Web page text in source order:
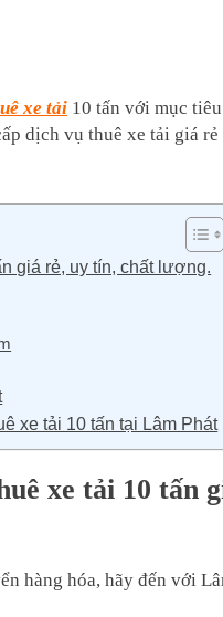
xe tải 10 tấn với mục
dịch vụ thuê xe tải giá
giá rẻ, uy tín, chất lượng.
xe tải 10 tấn tại Lâm Phát
xe tải 10 tấn
hàng hóa, hãy đến với